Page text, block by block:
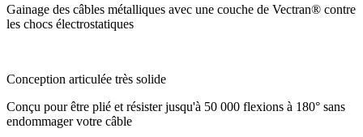
Gainage des câbles métalliques avec une couche de Vectran® contre
les chocs électrostatiques
Conception articulée très solide
Conçu pour être plié et résister jusqu'à 50 000 flexions à 180° sans
endommager votre câble